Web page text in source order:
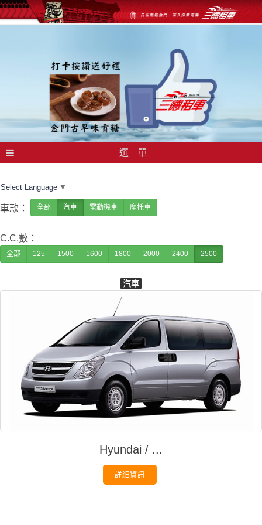
選 單
Select Language ▼
車款： 全部 汽車 電動機車 摩托車
C.C.數：
全部 125 1500 1600 1800 2000 2400 2500
汽車
Hyundai / ...
詳細資訊